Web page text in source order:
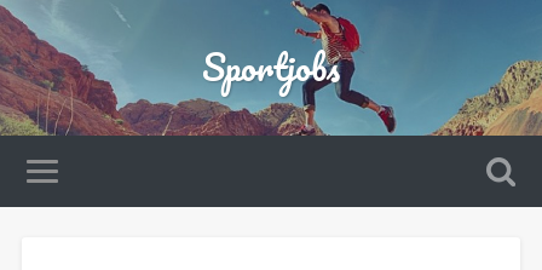
Sportjobs